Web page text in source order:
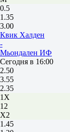
0.5
1.35
3.00
Квик Халден
-
Мьондален ИФ
Сегодня в 16:00
2.50
3.55
2.35
1X
12
X2
1.45